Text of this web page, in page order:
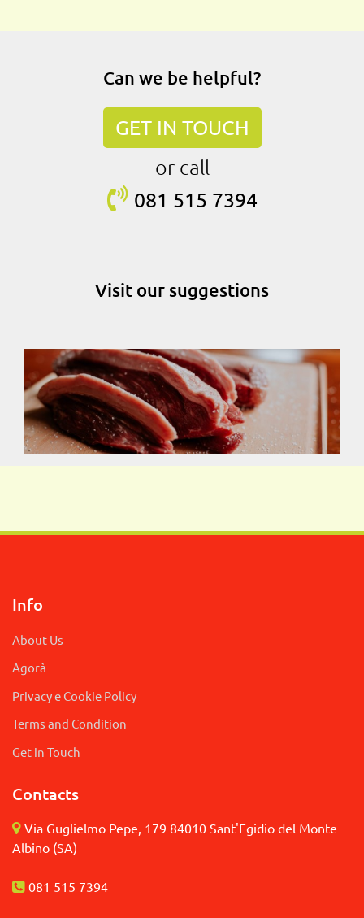
Can we be helpful?
GET IN TOUCH
or call
081 515 7394
Visit our suggestions
Info
About Us
Agorà
Privacy e Cookie Policy
Terms and Condition
Get in Touch
Contacts
Via Guglielmo Pepe, 179 84010 Sant'Egidio del Monte
Albino (SA)
081 515 7394